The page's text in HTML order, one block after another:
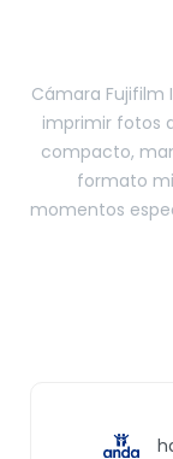
Cámara Fujifilm
imprimir fotos
compacto,
formato
momentos
Movilidad